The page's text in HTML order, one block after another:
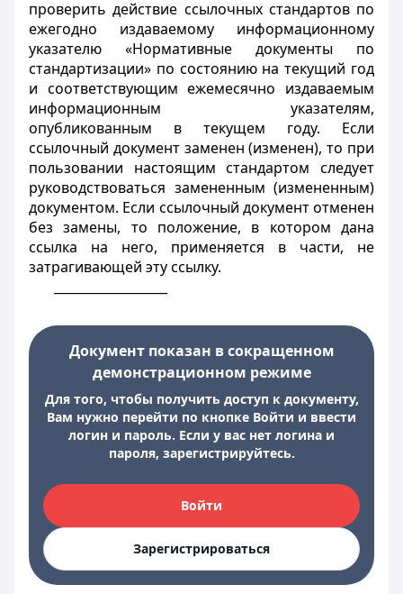
проверить действие ссылочных стандартов по
ежегодно издаваемому информационному
указателю «Нормативные документы по
стандартизации» по состоянию на текущий год
и соответствующим ежемесячно издаваемым
информационным указателям,
опубликованным в текущем году. Если
ссылочный документ заменен (изменен), то при
пользовании настоящим стандартом следует
руководствоваться замененным (измененным)
документом. Если ссылочный документ отменен
без замены, то положение, в котором дана
ссылка на него, применяется в части, не
затрагивающей эту ссылку.
Документ показан в сокращенном
демонстрационном режиме
Для того, чтобы получить доступ к документу,
Вам нужно перейти по кнопке Войти и ввести
логин и пароль. Если у вас нет логина и
пароля, зарегистрируйтесь.
Войти
Зарегистрироваться